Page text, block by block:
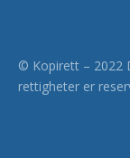
© Kopirett – 2022
rettigheter er